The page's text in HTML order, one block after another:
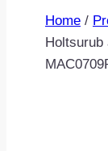
Home /